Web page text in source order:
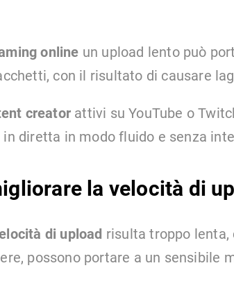
online un upload lento può
con il risultato di causare
creator attivi su YouTube o
diretta in modo fluido e senza
la velocità di
di upload risulta troppo lenta,
possono portare a un sensibile